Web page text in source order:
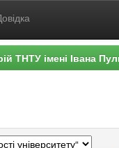
ТНТУ імені Івана